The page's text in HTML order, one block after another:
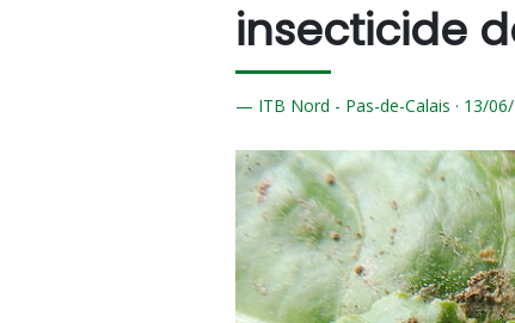
insecticide
ITB Nord - Pas-de-Calais · 13/